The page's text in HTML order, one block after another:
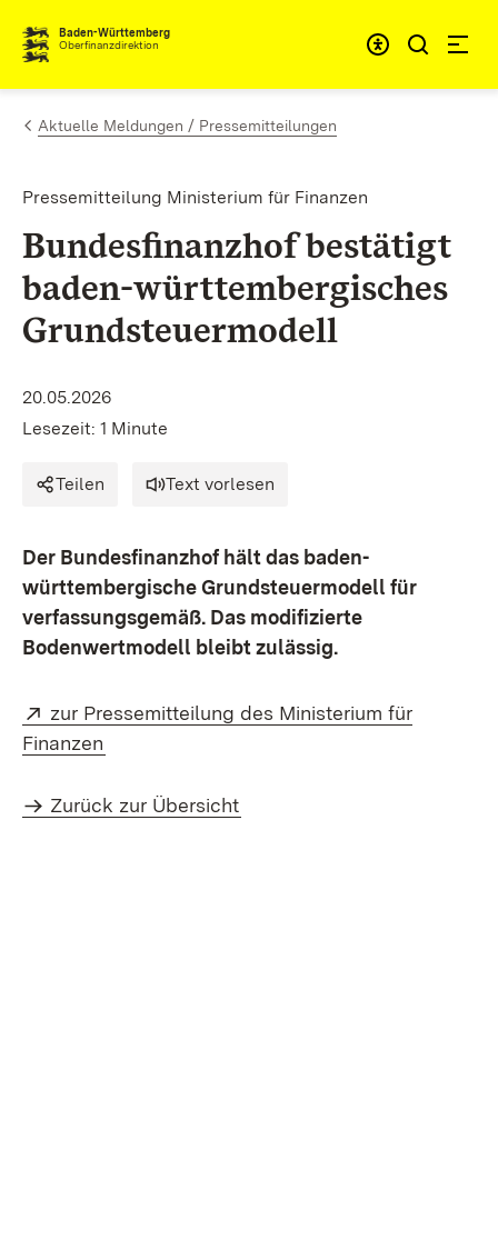
Zum Inhalt springen
Baden-Württemberg
Oberfinanzdirektion
Aktuelle Meldungen / Pressemitteilungen
Pressemitteilung Ministerium für Finanzen
Bundesfinanzhof bestätigt
baden-württembergisches
Grundsteuermodell
20.05.2026
Lesezeit: 1 Minute
Teilen Text vorlesen
Der Bundesfinanzhof hält das baden-
württembergische Grundsteuermodell für
verfassungsgemäß. Das modifizierte
Bodenwertmodell bleibt zulässig.
Extern:
zur Pressemitteilung des Ministerium für
Finanzen
Zurück zur Übersicht